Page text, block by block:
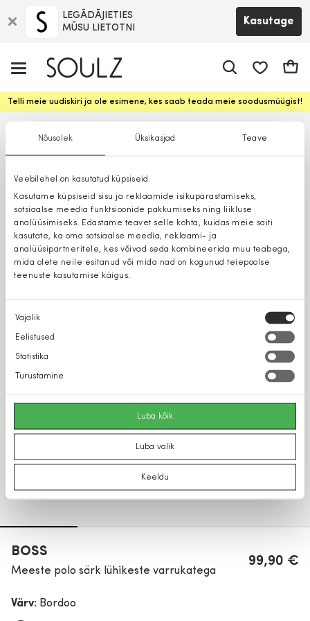
Nõusolek Üksikasjad Teave
Veebilehel on kasutatud küpsiseid.
Kasutame küpsiseid sisu ja reklaamide isikupärastamiseks,
sotsiaalse meedia funktsioonide pakkumiseks ning liikluse
analüüsimiseks. Edastame teavet selle kohta, kuidas meie saiti
kasutate, ka oma sotsiaalse meedia, reklaami- ja
analüüsipartneritele, kes võivad seda kombineerida muu teabega,
mida olete neile esitanud või mida nad on kogunud teiepoolse
teenuste kasutamise käigus.
Nõusoleku
valik
Vajalik
Eelistused
Statistika
Turustamine
Luba kõik
Luba valik
Keeldu
LEGĀDĀJIETIES
MŪSU LIETOTNI
Kasutage
Telli meie uudiskiri ja ole esimene, kes saab teada meie soodusmüügist!
BOSS
Meeste polo särk lühikeste varrukatega
99,90 €
Värv: Bordoo